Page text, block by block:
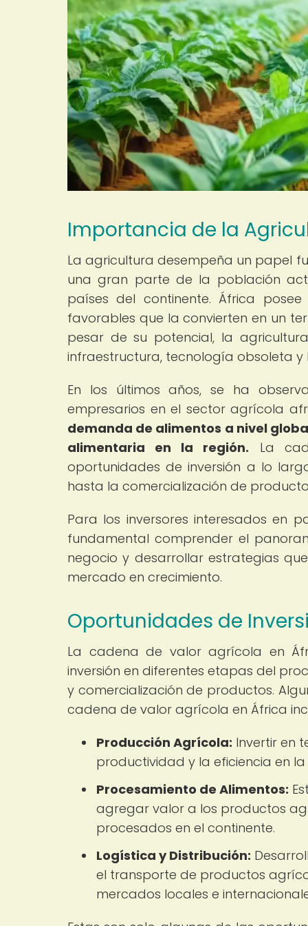
Importancia de la
La agricultura desempeña un papel
una gran parte de la población
países del continente. África
favorables que la convierten en un
pesar de su potencial, la
infraestructura, tecnología obsoleta
En los últimos años, se ha
empresarios en el sector agrícola
demanda de alimentos a nivel
alimentaria en la región. La
oportunidades de inversión a lo
hasta la comercialización de
Para los inversores interesados en
fundamental comprender el
negocio y desarrollar estrategias
mercado en crecimiento.
Oportunidades de
La cadena de valor agrícola en
inversión en diferentes etapas del
y comercialización de productos.
cadena de valor agrícola en África
Producción Agrícola: Invertir en
productividad y la eficiencia en
Procesamiento de Alimentos:
agregar valor a los productos
procesados en el continente.
Logística y Distribución:
el transporte de productos
mercados locales e